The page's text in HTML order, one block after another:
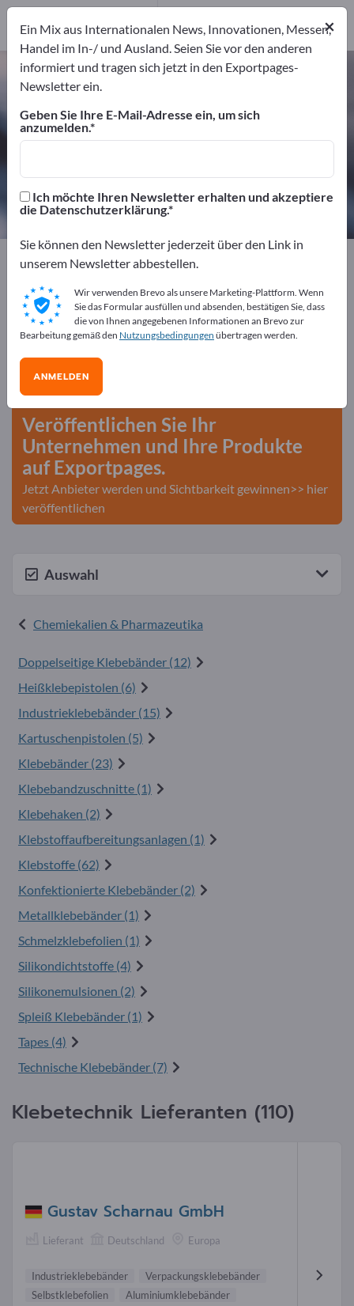
Klebetechnik – Hersteller und
Anbieter Hersteller
17
Hersteller93
Distributoren17
Exportpages
Chemiekalien & Pharmazeutika
Kostenlos inserieren auf
Exportpages!
Bedarfe – Angebote – Gebrauchtwaren –
Veröffentlichen Sie Ihr
Unternehmen und Ihre Produkte
auf Exportpages.
Jetzt Anbieter werden und Sichtbarkeit gewinnen>> hier
veröffentlichen
Auswahl
Chemiekalien & Pharmazeutika
Doppelseitige Klebebänder (12)
Heißklebepistolen (6)
Industrieklebebänder (15)
Kartuschenpistolen (5)
Klebebänder (23)
Klebebandzuschnitte (1)
Klebehaken (2)
Klebstoffaufbereitungsanlagen (1)
Klebstoffe (62)
Konfektionierte Klebebänder (2)
Metallklebebänder (1)
Schmelzklebefolien (1)
Silikondichtstoffe (4)
Silikonemulsionen (2)
Spleiß Klebebänder (1)
Tapes (4)
Technische Klebebänder (7)
Klebetechnik Lieferanten (110)
Gustav Scharnau GmbH
Lieferant Deutschland Europa
Industrieklebebänder
Verpackungsklebebänder
Selbstklebefolien
Aluminiumklebebänder
×
Ein Mix aus Internationalen News, Innovationen, Messen,
Handel im In-/ und Ausland. Seien Sie vor den anderen
informiert und tragen sich jetzt in den Exportpages-
Newsletter ein.
Geben Sie Ihre E-Mail-Adresse ein, um sich
anzumelden.
Ich möchte Ihren Newsletter erhalten und akzeptiere
die Datenschutzerklärung.
Sie können den Newsletter jederzeit über den Link in
unserem Newsletter abbestellen.
Wir verwenden Brevo als unsere Marketing-Plattform. Wenn
Sie das Formular ausfüllen und absenden, bestätigen Sie, dass
die von Ihnen angegebenen Informationen an Brevo zur
Bearbeitung gemäß den Nutzungsbedingungen übertragen werden.
ANMELDEN